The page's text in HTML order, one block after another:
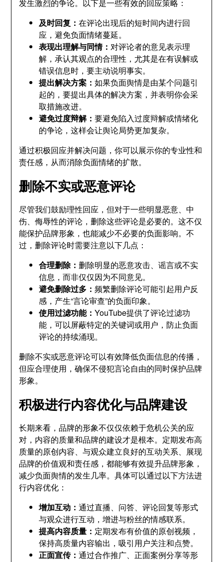
发生激烈的争论。以下是一些有效的回应策略：
及时回复：在评论出现后的短时间内进行回
应，避免负面情绪蔓延。
表现出理解与同情：对评论者的意见表示理
解，承认其观点的合理性，尤其是在有误解或
错误信息时，要主动说明事实。
提出解决方案：如果负面舆情是由某个问题引
起的，要提出具体的解决方案，并表明你会采
取措施改进。
避免过度辩解：要避免陷入过度辩解或情绪化
的争论，这样会让舆论局势更加复杂。
通过积极回应并解决问题，你可以展示你的专业性和
责任感，从而消除负面情绪的扩散。
删除不实或恶意评论
尽管我们鼓励理性回应，但对于一些明显恶意、中
伤、侮辱性的评论，删除这些评论是必要的。这不仅
能保护品牌形象，也能减少不必要的负面影响。不
过，删除评论时需要注意以下几点：
合理删除：删除明显的恶意攻击、谣言或不实
信息，而非仅仅因为不同意见。
避免删除过多：频繁删除评论可能引起用户反
感，产生“言论审查”的负面印象。
使用过滤功能：YouTube提供了评论过滤功
能，可以屏蔽特定的关键词或用户，防止负面
评论的持续涌现。
删除不实或恶意评论可以有效降低负面信息的传播，
但应合理使用，确保不侵犯言论自由的同时保护品牌
形象。
积极进行内容优化与品牌建设
长期来看，品牌的形象不仅仅依赖于危机公关的应
对，内容的质量和品牌的建设才是根本。定期发布高
质量的原创内容、与观众建立良好的互动关系、展现
品牌的价值观和责任感，都能够有效提升品牌形象，
减少负面舆情的发生几率。具体可以通过以下方法进
行内容优化：
增加互动：通过直播、问答、评论回复等形式
与观众进行互动，增进与粉丝的情感联系。
提高内容质量： 定期发布有价值的原创视频，
保持高质量内容输出，吸引用户关注和点赞。
正面宣传：通过合作推广、正面案例分享等形